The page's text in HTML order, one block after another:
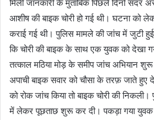
मिली जानकारी के मुताबिक पिछले दिनों सदर
आशीष की बाइक चोरी हो गई थी। घटना को
कराई गई थी। पुलिस मामले की जांच में जुटी
कि चोरी की बाइक के साथ एक युवक को देखा
तत्काल मठिया मोड़ के समीप जांच अभियान
अपाची बाइक सवार को चौसा के तरफ़ जाते हुए
को रोक जांच किया तो बाइक चोरी की
में लेकर पूछताछ शुरू कर दी। पकड़ा गया युवक